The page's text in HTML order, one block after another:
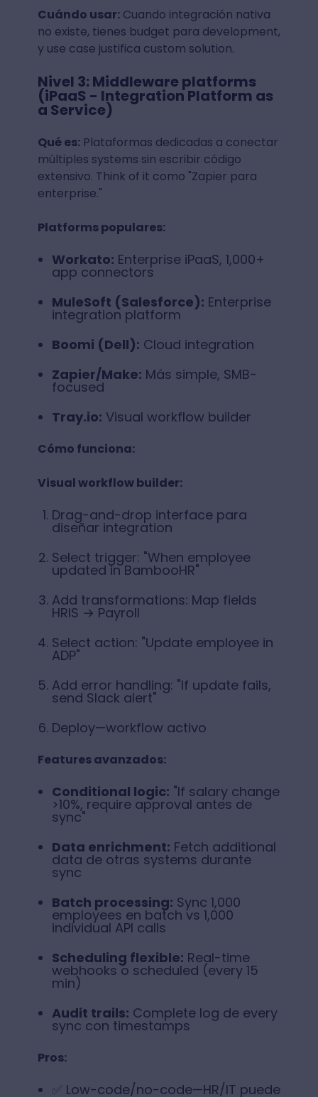
Cuándo usar:Cuando integración nativa
no existe, tienes budget para development,
y use case justifica custom solution.
Nivel 3: Middleware platforms
(iPaaS - Integration Platform as
a Service)
Qué es:Plataformas dedicadas a conectar
múltiples systems sin escribir código
extensivo. Think of it como "Zapier para
enterprise."
Platforms populares:
Workato: Enterprise iPaaS, 1,000+
app connectors
MuleSoft (Salesforce): Enterprise
integration platform
Boomi (Dell): Cloud integration
Zapier/Make: Más simple, SMB-
focused
Tray.io: Visual workflow builder
Cómo funciona:
Visual workflow builder:
Drag-and-drop interface para
diseñar integration
Select trigger: "When employee
updated in BambooHR"
Add transformations: Map fields
HRIS → Payroll
Select action: "Update employee in
ADP"
Add error handling: "If update fails,
send Slack alert"
Deploy—workflow activo
Features avanzados:
Conditional logic: "If salary change
>10%, require approval antes de
sync"
Data enrichment: Fetch additional
data de otras systems durante
sync
Batch processing: Sync 1,000
employees en batch vs 1,000
individual API calls
Scheduling flexible: Real-time
webhooks o scheduled (every 15
min)
Audit trails: Complete log de every
sync con timestamps
Pros:
✅ Low-code/no-code—HR/IT puede